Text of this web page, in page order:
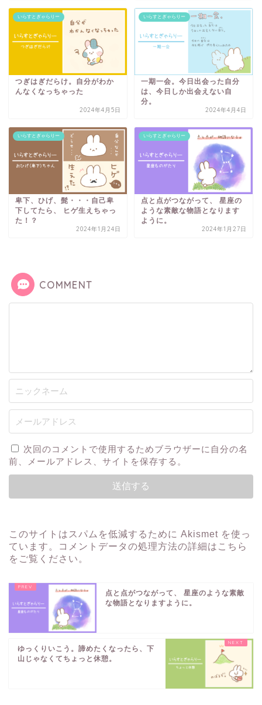
いらすとぎゃらりー
つぎはぎだらけ。自分がわか
んなくなっちゃった
2024年4月5日
いらすとぎゃらりー
一期一会。今日出会った自分
は、今日しか出会えない自
分。
2024年4月4日
いらすとぎゃらりー
卑下、ひげ、髭・・・自己卑
下してたら、 ヒゲ生えちゃっ
た！？
2024年1月24日
いらすとぎゃらりー
点と点がつながって、 星座の
ような素敵な物語となります
ように。
2024年1月27日
COMMENT
次回のコメントで使用するためブラウザーに自分の名
前、メールアドレス、サイトを保存する。
このサイトはスパムを低減するために Akismet を使っ
ています。
コメントデータの処理方法の詳細はこちら
をご覧ください 。
点と点がつながって、 星座のような素敵
な物語となりますように。
ゆっくりいこう。諦めたくなったら、下
山じゃなくてちょっと休憩。